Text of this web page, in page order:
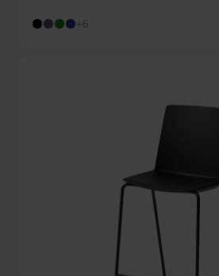
+6